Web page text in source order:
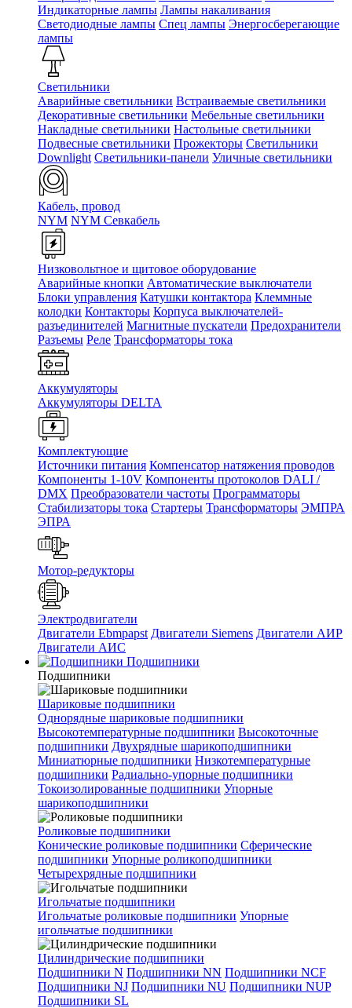
Индикаторные лампы Лампы накаливания
Светодиодные лампы Спец лампы Энергосберегающие
лампы
Светильники
Аварийные светильники Встраиваемые светильники
Декоративные светильники Мебельные светильники
Накладные светильники Настольные светильники
Подвесные светильники Прожекторы Светильники
Downlight Светильники-панели Уличные светильники
Кабель, провод
NYM NYM Севкабель
Низковольтное и щитовое оборудование
Аварийные кнопки Автоматические выключатели
Блоки управления Катушки контактора Клеммные
колодки Контакторы Корпуса выключателей-
разъединителей Магнитные пускатели Предохранители
Разъемы Реле Трансформаторы тока
Аккумуляторы
Аккумуляторы DELTA
Комплектующие
Источники питания Компенсатор натяжения проводов
Компоненты 1-10V Компоненты протоколов DALI /
DMX Преобразователи частоты Программаторы
Стабилизаторы тока Стартеры Трансформаторы ЭМПРА
ЭПРА
Мотор-редукторы
Электродвигатели
Двигатели Ebmpapst Двигатели Siemens Двигатели АИР
Двигатели АИС
Подшипники
Подшипники
Шариковые подшипники
Однорядные шариковые подшипники
Высокотемпературные подшипники Высокоточные
подшипники Двухрядные шарикоподшипники
Миниатюрные подшипники Низкотемпературные
подшипники Радиально-упорные подшипники
Токоизолированные подшипники Упорные
шарикоподшипники
Роликовые подшипники
Конические роликовые подшипники Сферические
подшипники Упорные роликоподшипники
Четырехрядные подшипники
Игольчатые подшипники
Игольчатые роликовые подшипники Упорные
игольчатые подшипники
Цилиндрические подшипники
Подшипники N Подшипники NN Подшипники NCF
Подшипники NJ Подшипники NU Подшипники NUP
Подшипники SL